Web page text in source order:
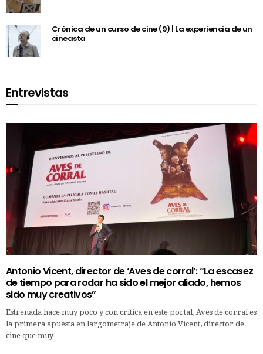
Crónica de un curso de cine (9) | La experiencia de un
cineasta
Entrevistas
Antonio Vicent, director de ‘Aves de corral’: “La escasez
de tiempo para rodar ha sido el mejor aliado, hemos
sido muy creativos”
Estrenada hace muy poco y con crítica en este portal, Aves de corral es
la primera apuesta en largometraje de Antonio Vicent, director de
cine que muy…